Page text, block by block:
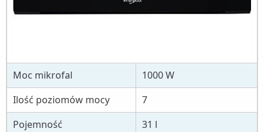
Moc mikrofal
1000 W
Ilość poziomów mocy
7
Pojemność
31 l